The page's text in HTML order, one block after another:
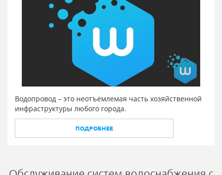
Водопровод – это неотъемлемая часть хозяйственной
инфраструктуры любого города.
ПОДРОБНЕЕ